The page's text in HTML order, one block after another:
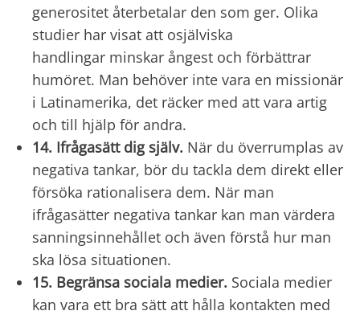
generositet återbetalar den som ger. Olika
studier har visat att osjälviska
handlingar minskar ångest och förbättrar
humöret. Man behöver inte vara en missionär
i Latinamerika, det räcker med att vara artig
och till hjälp för andra.
14. Ifrågasätt dig själv. När du överrumplas av
negativa tankar, bör du tackla dem direkt eller
försöka rationalisera dem. När man
ifrågasätter negativa tankar kan man värdera
sanningsinnehållet och även förstå hur man
ska lösa situationen.
15. Begränsa sociala medier. Sociala medier
kan vara ett bra sätt att hålla kontakten med